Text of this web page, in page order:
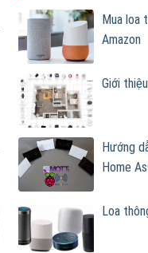
Mua loa
Amazon
Giới
Hướng
Home
Loa